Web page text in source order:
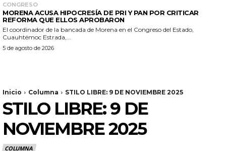
CONGRESO
MORENA ACUSA HIPOCRESÍA DE PRI Y PAN POR CRITICAR
REFORMA QUE ELLOS APROBARON
El coordinador de la bancada de Morena en el Congreso del Estado,
Cuauhtémoc Estrada,...
5 de agosto de 2026